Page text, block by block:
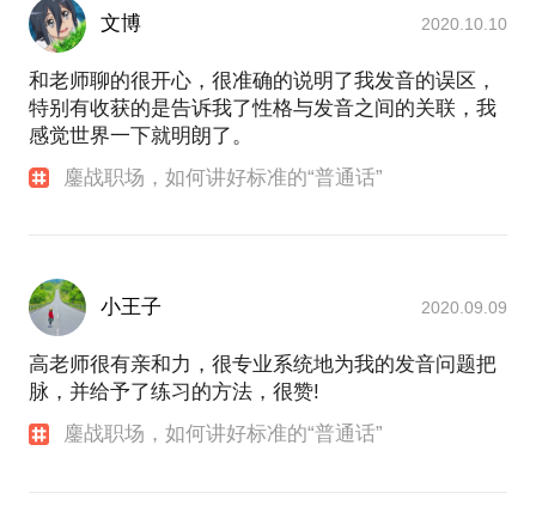
文博 2020.10.10
和老师聊的很开心，很准确的说明了我发音的误区，
特别有收获的是告诉我了性格与发音之间的关联，我
感觉世界一下就明朗了。
鏖战职场，如何讲好标准的“普通话”
小王子 2020.09.09
高老师很有亲和力，很专业系统地为我的发音问题把
脉，并给予了练习的方法，很赞!
鏖战职场，如何讲好标准的“普通话”